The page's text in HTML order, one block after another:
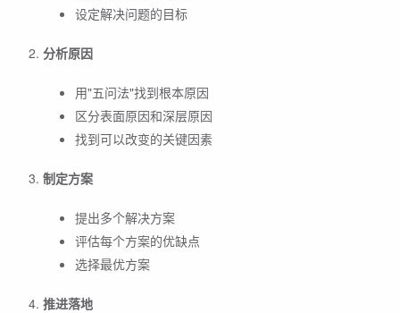
设定解决问题的目标
分析原因
用"五问法"找到根本原因
区分表面原因和深层原因
找到可以改变的关键因素
制定方案
提出多个解决方案
评估每个方案的优缺点
选择最优方案
推进落地